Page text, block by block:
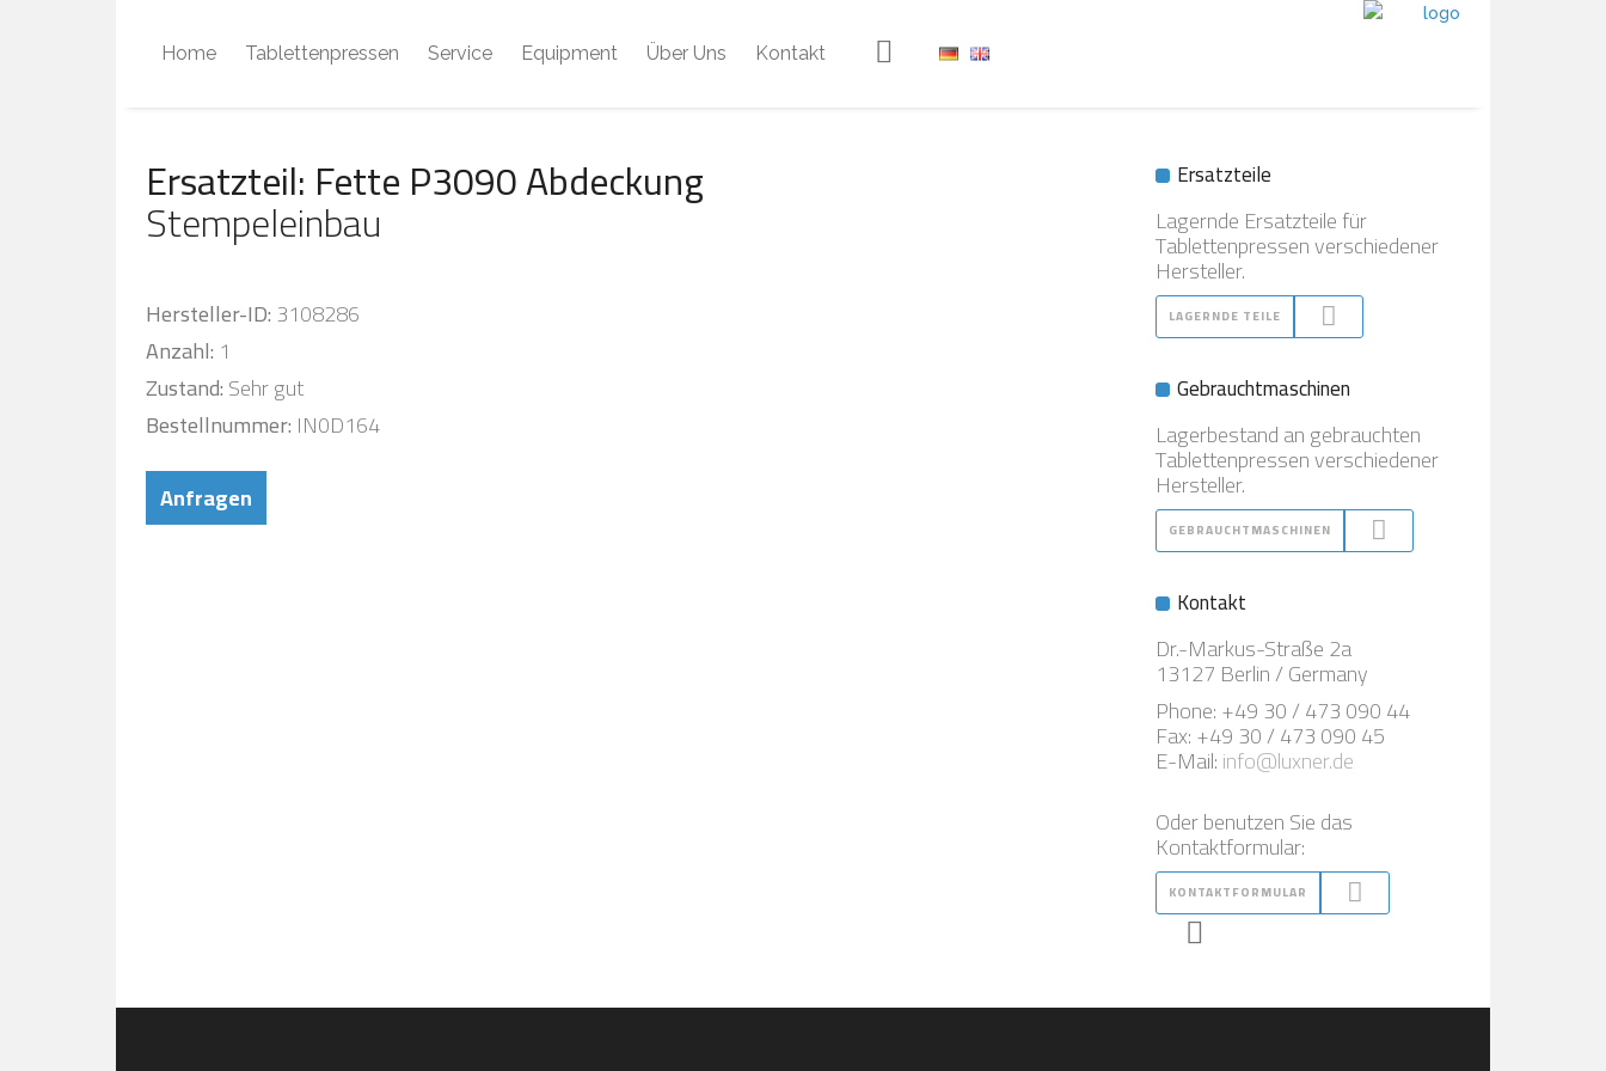
Home Tablettenpressen Service Equipment Über Uns Kontakt
Ersatzteil: Fette P3090 Abdeckung
Stempeleinbau
Hersteller-ID:3108286
Anzahl: 1
Zustand:Sehr gut
Bestellnummer: IN0D164
Anfragen
Ersatzteile
Lagernde Ersatzteile für
Tablettenpressen verschiedener
Hersteller.
LAGERNDE TEILE
Gebrauchtmaschinen
Lagerbestand an gebrauchten
Tablettenpressen verschiedener
Hersteller.
GEBRAUCHTMASCHINEN
Kontakt
Dr.-Markus-Straße 2a
13127 Berlin / Germany
Phone: +49 30 / 473 090 44
Fax: +49 30 / 473 090 45
E-Mail:info@luxner.de
Oder benutzen Sie das
Kontaktformular:
KONTAKTFORMULAR